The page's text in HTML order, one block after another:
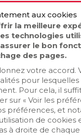
aux cookies
la meilleure
technologies
le bon
des pages.
votre accord.
pour lesquelles
Pour cela, il
sur « Voir les
préférences, et
de cookies
à droite de